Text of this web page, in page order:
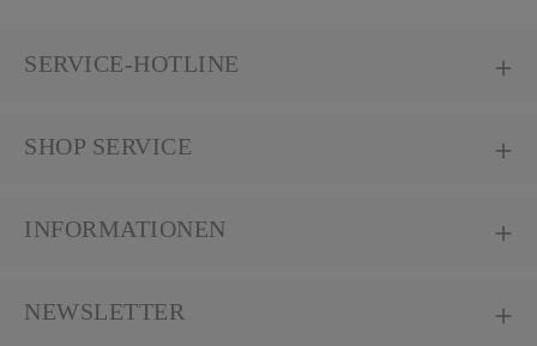
SERVICE-HOTLINE
SHOP SERVICE
INFORMATIONEN
NEWSLETTER